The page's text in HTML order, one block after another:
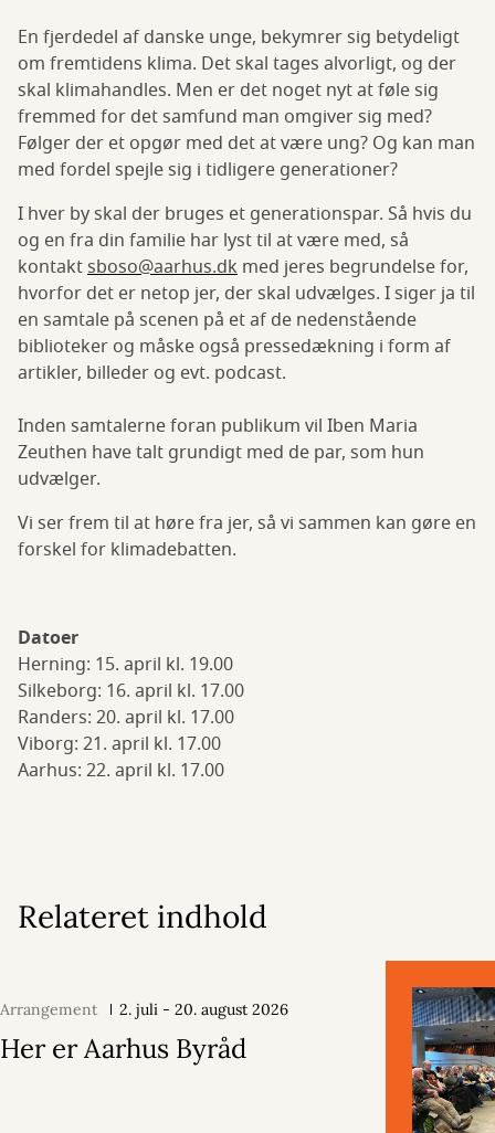
En fjerdedel af danske unge, bekymrer sig betydeligt
om fremtidens klima. Det skal tages alvorligt, og der
skal klimahandles. Men er det noget nyt at føle sig
fremmed for det samfund man omgiver sig med?
Følger der et opgør med det at være ung? Og kan man
med fordel spejle sig i tidligere generationer?
I hver by skal der bruges et generationspar. Så hvis du
og en fra din familie har lyst til at være med, så
kontaktsboso@aarhus.dk med jeres begrundelse for,
hvorfor det er netop jer, der skal udvælges. I siger ja til
en samtale på scenen på et af de nedenstående
biblioteker og måske også pressedækning i form af
artikler, billeder og evt. podcast.
Inden samtalerne foran publikum vil Iben Maria
Zeuthen have talt grundigt med de par, som hun
udvælger.
Vi ser frem til at høre fra jer, så vi sammen kan gøre en
forskel for klimadebatten.
Datoer
Herning: 15. april kl. 19.00
Silkeborg: 16. april kl. 17.00
Randers: 20. april kl. 17.00
Viborg: 21. april kl. 17.00
Aarhus: 22. april kl. 17.00
Relateret indhold
Arrangement 2. juli - 20. august 2026
Her er Aarhus Byråd